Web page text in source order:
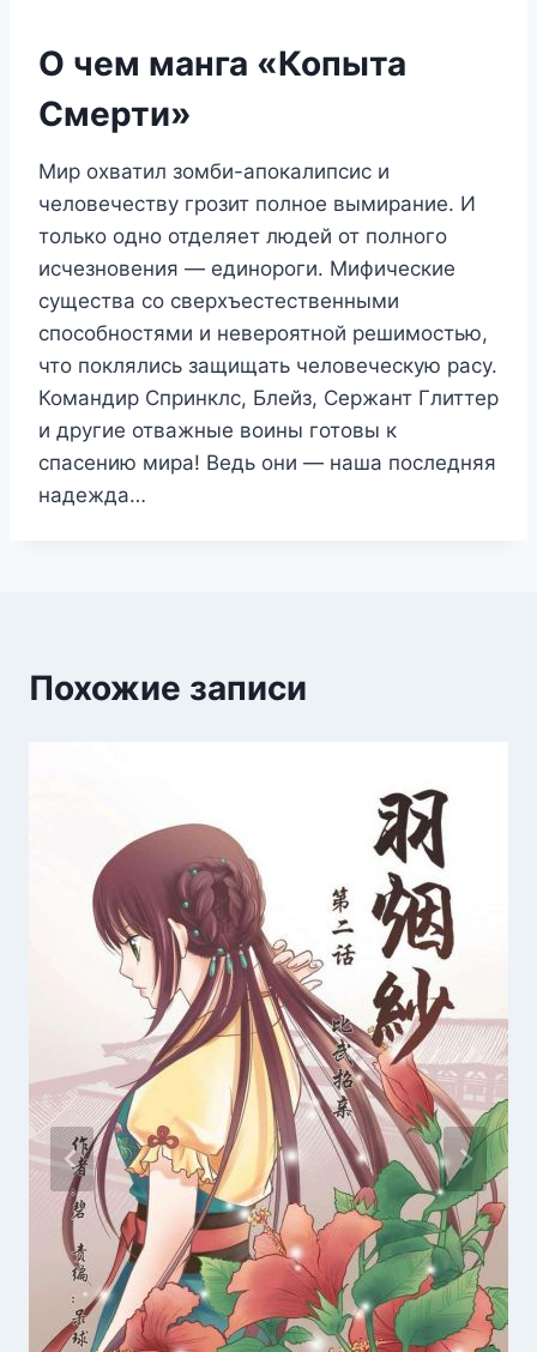
О чем манга «Копыта
Смерти»
Мир охватил зомби-апокалипсис и
человечеству грозит полное вымирание. И
только одно отделяет людей от полного
исчезновения — единороги. Мифические
существа со сверхъестественными
способностями и невероятной решимостью,
что поклялись защищать человеческую расу.
Командир Спринклс, Блейз, Сержант Глиттер
и другие отважные воины готовы к
спасению мира! Ведь они — наша последняя
надежда…
Похожие записи